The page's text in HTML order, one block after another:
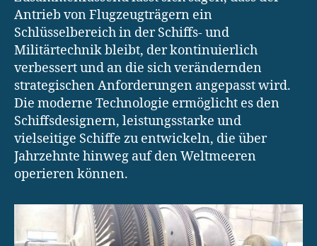
Antrieb von Flugzeugträgern ein
Schlüsselbereich in der Schiffs- und
Militärtechnik bleibt, der kontinuierlich
verbessert und an die sich verändernden
strategischen Anforderungen angepasst wird.
Die moderne Technologie ermöglicht es den
Schiffsdesignern, leistungsstarke und
vielseitige Schiffe zu entwickeln, die über
Jahrzehnte hinweg auf den Weltmeeren
operieren können.